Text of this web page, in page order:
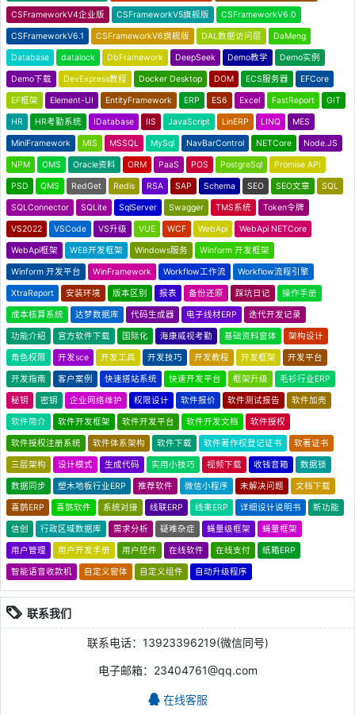
CSFrameworkV4企业版 CSFrameworkV5旗舰版 CSFrameworkV6.0
CSFrameworkV6.1 CSFrameworkV6旗舰版 DAL数据访问层 DaMeng
Database datalock DbFramework DeepSeek Demo教学 Demo实例
Demo下载 DevExpress教程 Docker Desktop DOM ECS服务器 EFCore
EF框架 Element-UI EntityFramework ERP ES6 Excel FastReport GIT
HR HR考勤系统 IDatabase IIS JavaScript LinERP LINQ MES
MiniFramework MIS MSSQL MySql NavBarControl NETCore Node.JS
NPM OMS Oracle资料 ORM PaaS POS PostgreSql Promise API
PSD QMS RedGet Redis RSA SAP Schema SEO SEO文章 SQL
SQLConnector SQLite SqlServer Swagger TMS系统 Token令牌
VS2022 VSCode VS升级 VUE WCF WebApi WebApi NETCore
WebApi框架 WEB开发框架 Windows服务 Winform 开发框架
Winform 开发平台 WinFramework Workflow工作流 Workflow流程引擎
XtraReport 安装环境 版本区别 报表 备份还原 踩坑日记 操作手册
成本核算系统 达梦数据库 代码生成器 电子线材ERP 迭代开发记录
功能介绍 官方软件下载 国际化 海康威视考勤 基础资料窗体 架构设计
角色权限 开发sce 开发工具 开发技巧 开发教程 开发框架 开发平台
开发指南 客户案例 快速搭站系统 快速开发平台 框架升级 毛衫行业ERP
秘钥 密钥 企业网络维护 权限设计 软件报价 软件测试报告 软件加壳
软件简介 软件开发框架 软件开发平台 软件开发文档 软件授权
软件授权注册系统 软件体系架构 软件下载 软件著作权登记证书 软著证书
三层架构 设计模式 生成代码 实用小技巧 视频下载 收钱音箱 数据锁
数据同步 塑木地板行业ERP 推荐软件 微信小程序 未解决问题 文档下载
喜鹊ERP 喜鹊软件 系统对接 线联ERP 线束ERP 详细设计说明书 新功能
信创 行政区域数据库 需求分析 疑难杂症 蝇量级框架 蝇量框架
用户管理 用户开发手册 用户控件 在线软件 在线支付 纸箱ERP
智能语音收款机 自定义窗体 自定义组件 自动升级程序
联系我们
联系电话：13923396219(微信同号)
电子邮箱：23404761@qq.com
在线客服